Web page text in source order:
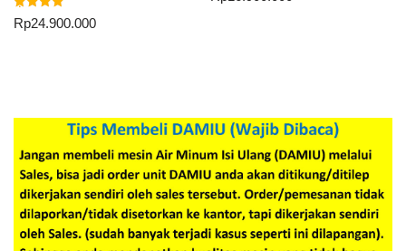
Dinilai
5.00
Rp24.900.000